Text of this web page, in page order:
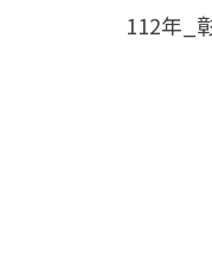
112年_